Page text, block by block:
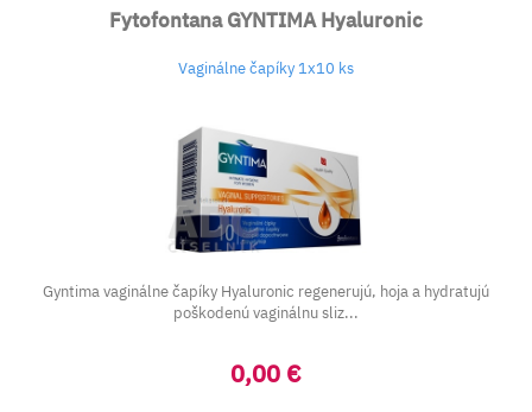
Fytofontana GYNTIMA Hyaluronic
Vaginálne čapíky 1x10 ks
Gyntima vaginálne čapíky Hyaluronic regenerujú, hoja a hydratujú
poškodenú vaginálnu sliz...
0,00 €